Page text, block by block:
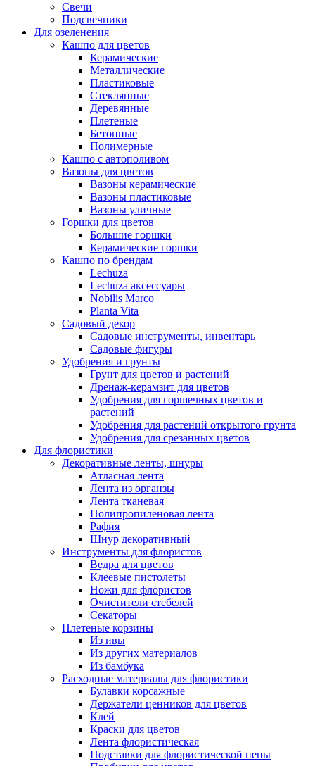
Свечи
Подсвечники
Для озеленения
Кашпо для цветов
Керамические
Металлические
Пластиковые
Стеклянные
Деревянные
Плетеные
Бетонные
Полимерные
Кашпо с автополивом
Вазоны для цветов
Вазоны керамические
Вазоны пластиковые
Вазоны уличные
Горшки для цветов
Большие горшки
Керамические горшки
Кашпо по брендам
Lechuza
Lechuza аксессуары
Nobilis Marco
Planta Vita
Садовый декор
Садовые инструменты, инвентарь
Садовые фигуры
Удобрения и грунты
Грунт для цветов и растений
Дренаж-керамзит для цветов
Удобрения для горшечных цветов и
растений
Удобрения для растений открытого грунта
Удобрения для срезанных цветов
Для флористики
Декоративные ленты, шнуры
Атласная лента
Лента из органзы
Лента тканевая
Полипропиленовая лента
Рафия
Шнур декоративный
Инструменты для флористов
Ведра для цветов
Клеевые пистолеты
Ножи для флористов
Очистители стебелей
Секаторы
Плетеные корзины
Из ивы
Из других материалов
Из бамбука
Расходные материалы для флористики
Булавки корсажные
Держатели ценников для цветов
Клей
Краски для цветов
Лента флористическая
Подставки для флористической пены